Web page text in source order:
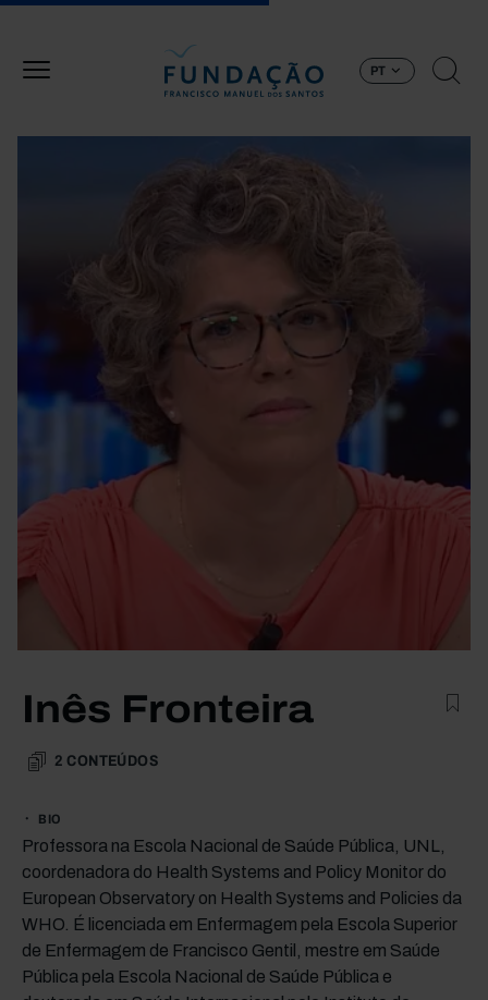
PT
Inês Fronteira
2 CONTEÚDOS
BIO
Professora na Escola Nacional de Saúde Pública, UNL,
coordenadora do Health Systems and Policy Monitor do
European Observatory on Health Systems and Policies da
WHO. É licenciada em Enfermagem pela Escola Superior
de Enfermagem de Francisco Gentil, mestre em Saúde
Pública pela Escola Nacional de Saúde Pública e